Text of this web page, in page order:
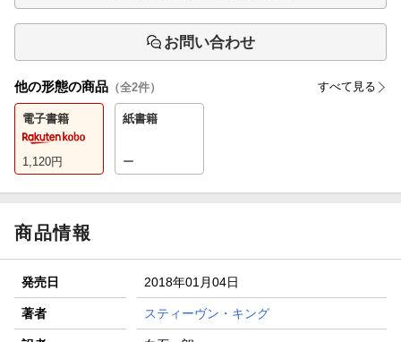
お問い合わせ
他の形態の商品 （全2件） すべて見る
電子書籍
1,120円
紙書籍
ー
商品情報
発売日 2018年01月04日
著者 スティーヴン・キング